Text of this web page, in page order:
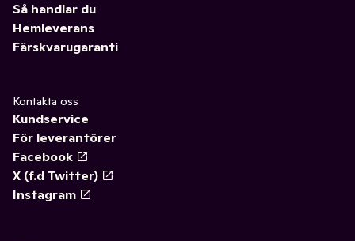
Så handlar du
Hemleverans
Färskvarugaranti
Kontakta oss
Kundservice
För leverantörer
Facebook
X (f.d Twitter)
Instagram